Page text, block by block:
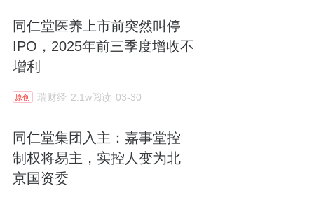
同仁堂医养上市前突然叫停
IPO，2025年前三季度增收不
增利
原创 瑞财经 2.1w阅读 03-30
同仁堂集团入主：嘉事堂控
制权将易主，实控人变为北
京国资委